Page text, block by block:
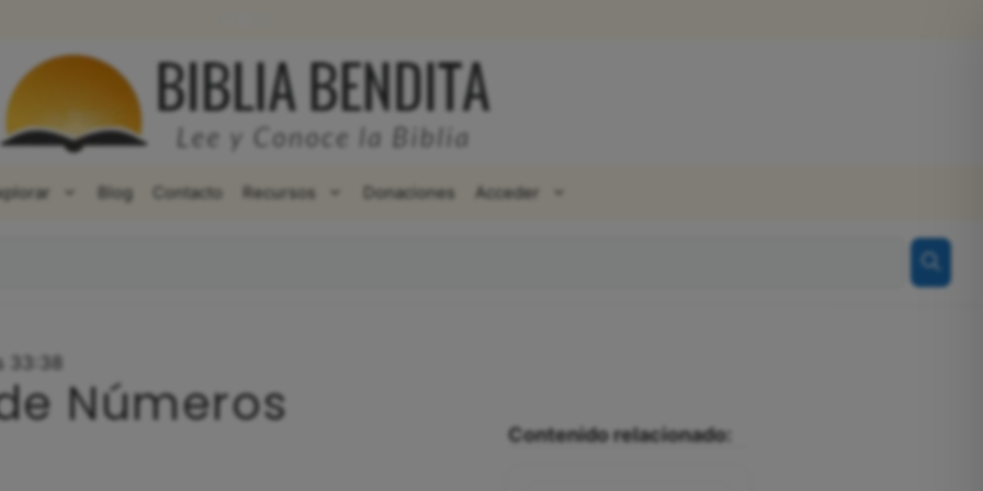
Blog Contacto Recursos Donaciones Acceder
33:38
Números
Contenido relacionado: